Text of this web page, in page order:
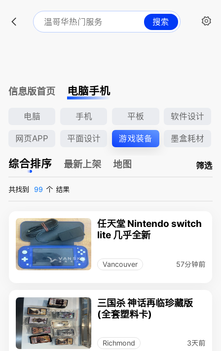
搜索
信息版首页 电脑手机
电脑 手机 平板 软件设计
网页APP 平面设计 游戏装备 墨盒耗材
综合排序 最新上架 地图 筛选
共找到 99 个 结果
任天堂 Nintendo switch
lite 几乎全新
Vancouver 57分钟前
三国杀 神话再临珍藏版
(全套塑料卡)
Richmond 3天前